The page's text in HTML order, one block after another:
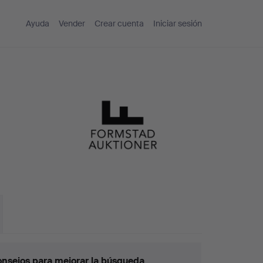
Ayuda Vender Crear cuenta Iniciar sesión